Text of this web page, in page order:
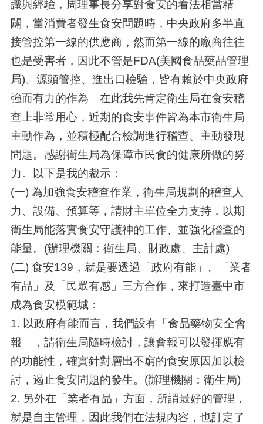
識與經驗，周理事長分享對食安的看法相當精
闢，當消費者發生食安問題時，中央政府多半直
接管控第一線的供應商，然而第一線的廠商往往
也是受害者，因此不管是FDA(美國食品藥品管理
局)、源頭管控、進出口檢驗，皆有賴於中央政府
強而有力的作為。在此我先肯定衛生局在食安稽
查上非常用心，近期的食安事件皆為本市衛生局
主動作為，並積極配合檢調進行稽查、主動發現
問題。感謝衛生局為保障市民食的健康所做的努
力。以下是我的裁示：
(一) 為加強食安稽查作業，衛生局規劃的稽查人
力、設備、預算等，請財主單位全力支持，以期
衛生局能落實食安守護神的工作、並強化稽查的
能量。(辦理機關：衛生局、財政處、主計處)
(二) 食安139，就是要透過「政府有能」、「業者
有品」及「民眾有感」三方合作，來打造臺中市
成為食安模範城：
1. 以政府有能而言，我們設有「食品藥物安全會
報」，請衛生局隨時檢討，讓會報可以發揮應有
的功能性，確實針對層出不窮的食安原因加以檢
討，遏止食安問題的發生。(辦理機關：衛生局)
2. 另外在「業者有品」方面，所謂最好的管理，
就是自主管理，因此我們在法規內容，也訂定了